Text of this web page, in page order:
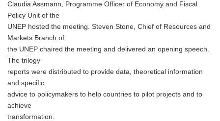
Claudia Assmann, Programme Officer of Economy and Fiscal
Policy Unit of the
UNEP hosted the meeting. Steven Stone, Chief of Resources and
Markets Branch of
the UNEP chaired the meeting and delivered an opening speech.
The trilogy
reports were distributed to provide data, theoretical information
and specific
advice to policymakers to help countries to pilot projects and to
achieve
transformation.